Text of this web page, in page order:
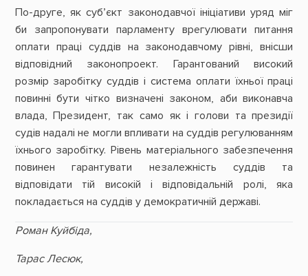
По-друге, як суб’єкт законодавчої ініціативи уряд міг
би запропонувати парламенту врегулювати питання
оплати праці суддів на законодавчому рівні, внісши
відповідний законопроект. Гарантований високий
розмір заробітку суддів і система оплати їхньої праці
повинні бути чітко визначені законом, аби виконавча
влада, Президент, так само як і голови та президії
судів надалі не могли впливати на суддів регулюванням
їхнього заробітку. Рівень матеріального забезпечення
повинен гарантувати незалежність суддів та
відповідати тій високій і відповідальній ролі, яка
покладається на суддів у демократичній державі.
Роман Куйбіда,
Тарас Лесюк,